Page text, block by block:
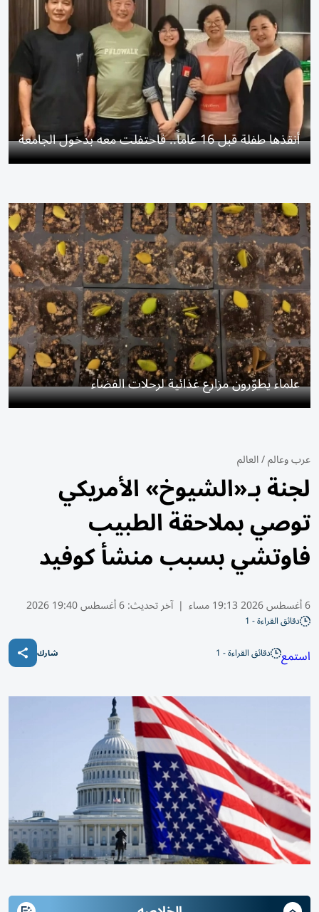
أنقذها طفلة قبل 16 عاماً.. فاحتفلت معه بدخول الجامعة
علماء يطوّرون مزارع غذائية لرحلات الفضاء
عرب وعالم/العالم
لجنة بـ«الشيوخ» الأمريكي
توصي بملاحقة الطبيب
فاوتشي بسبب منشأ كوفيد
6 أغسطس 2026 19:13 مساء | آخر تحديث:6 أغسطس 19:40 2026
دقائق القراءة - 1
استمع دقائق القراءة - 1 شارك